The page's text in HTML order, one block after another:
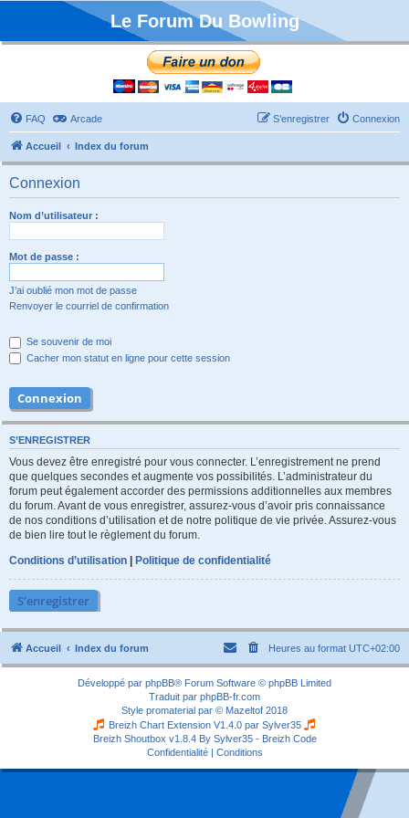
Le Forum Du Bowling
FAQ Arcade Connexion
S’enregistrer
Accueil Index du forum
Connexion
Nom d’utilisateur :
Mot de passe :
J’ai oublié mon mot de passe
Renvoyer le courriel de confirmation
Se souvenir de moi
Cacher mon statut en ligne pour cette session
S’ENREGISTRER
Vous devez être enregistré pour vous connecter. L’enregistrement ne prend
que quelques secondes et augmente vos possibilités. L’administrateur du
forum peut également accorder des permissions additionnelles aux membres
du forum. Avant de vous enregistrer, assurez-vous d’avoir pris connaissance
de nos conditions d’utilisation et de notre politique de vie privée. Assurez-vous
de bien lire tout le règlement du forum.
Conditions d’utilisation | Politique de confidentialité
S’enregistrer
Accueil Index du forum Heures au format UTC+02:00
Développé par phpBB® Forum Software © phpBB Limited
Traduit par phpBB-fr.com
Style promaterial par © Mazeltof 2018
Breizh Chart Extension V1.4.0 par Sylver35
Breizh Shoutbox v1.8.4 By Sylver35 - Breizh Code
Confidentialité| Conditions